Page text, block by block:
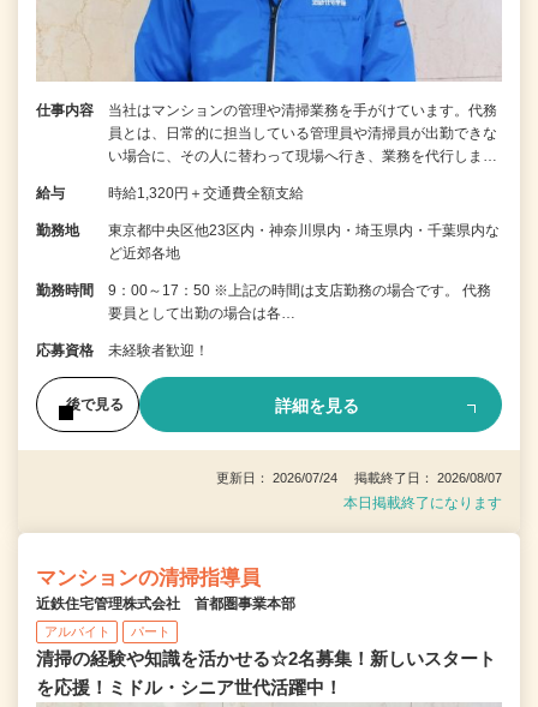
仕事内容
当社はマンションの管理や清掃業務を手がけています。代務
員とは、日常的に担当している管理員や清掃員が出勤できな
い場合に、その人に替わって現場へ行き、業務を代行しま…
給与 時給1,320円＋交通費全額支給
勤務地
東京都中央区他23区内・神奈川県内・埼玉県内・千葉県内な
ど近郊各地
勤務時間
9：00～17：50 ※上記の時間は支店勤務の場合です。 代務
要員として出勤の場合は各…
応募資格 未経験者歓迎！
後で見る 詳細を見る
更新日： 2026/07/24 掲載終了日： 2026/08/07
本日掲載終了になります
マンションの清掃指導員
近鉄住宅管理株式会社 首都圏事業本部
アルバイト パート
清掃の経験や知識を活かせる☆2名募集！新しいスタート
を応援！ミドル・シニア世代活躍中！